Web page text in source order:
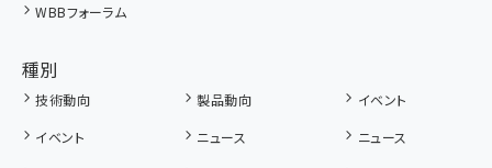
WBBフォーラム
種別
技術動向 製品動向
イベント
イベント
ニュース
ニュース